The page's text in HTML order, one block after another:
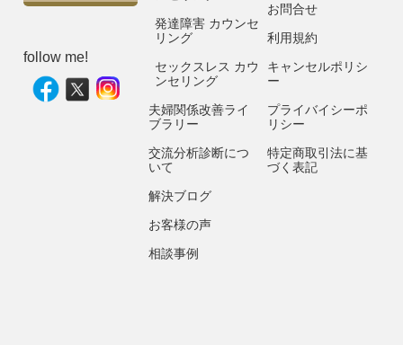
follow me!
発達障害 カウンセ
リング
セックスレス カウ
ンセリング
夫婦関係改善ライ
ブラリー
交流分析診断につ
いて
解決ブログ
お客様の声
相談事例
お問合せ
利用規約
キャンセルポリシ
ー
プライバイシーポ
リシー
特定商取引法に基
づく表記